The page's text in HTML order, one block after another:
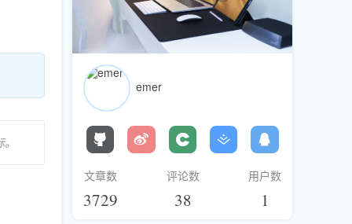
emer
文章数
3729
评论数
38
用户数
1